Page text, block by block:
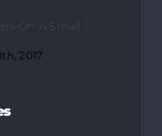
On A Small
2017